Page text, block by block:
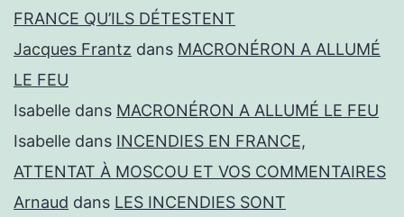
FRANCE QU’ILS DÉTESTENT
Jacques Frantz dans MACRONÉRON A ALLUMÉ
LE FEU
Isabelle dans MACRONÉRON A ALLUMÉ LE FEU
Isabelle dans INCENDIES EN FRANCE,
ATTENTAT À MOSCOU ET VOS COMMENTAIRES
Arnaud dans LES INCENDIES SONT